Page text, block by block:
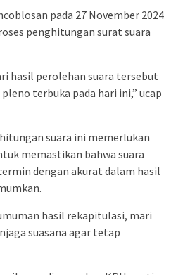
pada 27 November 2024
penghitungan surat suara
hasil perolehan suara tersebut
terbuka pada hari ini,” ucap
suara ini memerlukan
memastikan bahwa suara
dengan akurat dalam hasil
hasil rekapitulasi, mari
suasana agar tetap